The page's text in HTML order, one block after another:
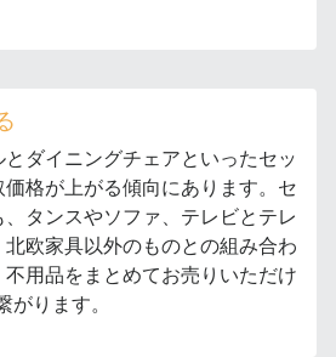
ダイニングチェアといったセッ
価格が上がる傾向にあります。セ
タンスやソファ、テレビとテレ
欧家具以外のものとの組み合わ
用品をまとめてお売りいただけ
がります。